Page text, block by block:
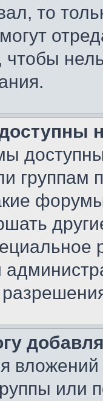
то
чтобы
группам
или